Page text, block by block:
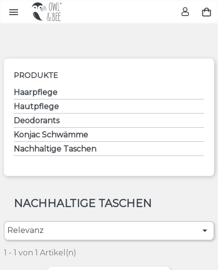

PRODUKTE
Haarpflege
Hautpflege
Deodorants
Konjac Schwämme
Nachhaltige Taschen
NACHHALTIGE TASCHEN
Relevanz 
1 - 1 von 1 Artikel(n)